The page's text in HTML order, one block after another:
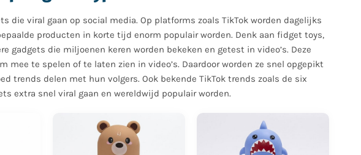
die viral gaan op social media. Op platforms zoals TikTok worden dagelijks
producten in korte tijd enorm populair worden. Denk aan fidget toys,
die miljoenen keren worden bekeken en getest in video’s. Deze
te spelen of te laten zien in video’s. Daardoor worden ze snel opgepikt
trends delen met hun volgers. Ook bekende TikTok trends zoals de six
extra snel viral gaan en wereldwijd populair worden.